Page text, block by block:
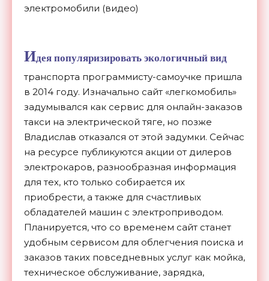
электромобили (видео)
Идея популяризировать экологичный вид
транспорта программисту-самоучке пришла
в 2014 году. Изначально сайт «легкомобиль»
задумывался как сервис для онлайн-заказов
такси на электрической тяге, но позже
Владислав отказался от этой задумки. Сейчас
на ресурсе публикуются акции от дилеров
электрокаров, разнообразная информация
для тех, кто только собирается их
приобрести, а также для счастливых
обладателей машин с электроприводом.
Планируется, что со временем сайт станет
удобным сервисом для облегчения поиска и
заказов таких повседневных услуг как мойка,
техническое обслуживание, зарядка,